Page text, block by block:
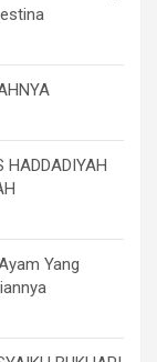
HADDADIYAH
Yang